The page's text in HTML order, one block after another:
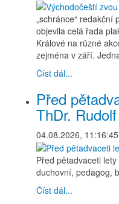
„schránce“ redakční
objevila celá řada
Králové na různé
zejména v září.
Číst dál...
Před
ThDr.
04.08.2026, 11:16:45
Před pětadvaceti
duchovní, pedagog,
Číst dál...